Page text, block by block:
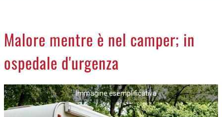
LA PIAZZA
ANIMALI
ACCEDI
Malore mentre è nel camper; in
ospedale d'urgenza
Immagine esemplificativa